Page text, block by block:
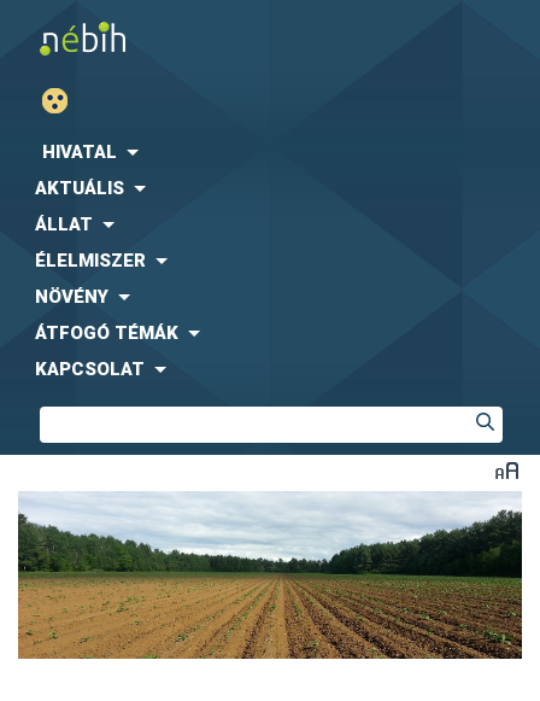
HIVATAL
AKTUÁLIS
ÁLLAT
ÉLELMISZER
NÖVÉNY
ÁTFOGÓ TÉMÁK
KAPCSOLAT